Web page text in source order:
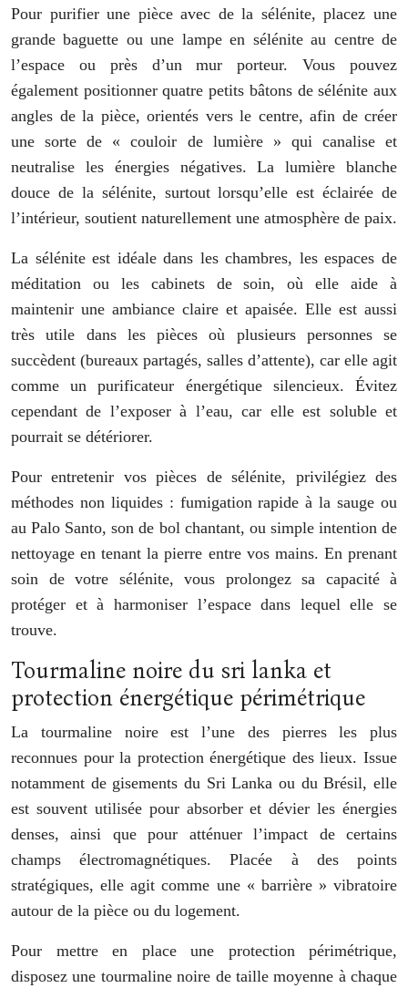
Pour purifier une pièce avec de la sélénite, placez une
grande baguette ou une lampe en sélénite au centre de
l’espace ou près d’un mur porteur. Vous pouvez
également positionner quatre petits bâtons de sélénite aux
angles de la pièce, orientés vers le centre, afin de créer
une sorte de « couloir de lumière » qui canalise et
neutralise les énergies négatives. La lumière blanche
douce de la sélénite, surtout lorsqu’elle est éclairée de
l’intérieur, soutient naturellement une atmosphère de paix.
La sélénite est idéale dans les chambres, les espaces de
méditation ou les cabinets de soin, où elle aide à
maintenir une ambiance claire et apaisée. Elle est aussi
très utile dans les pièces où plusieurs personnes se
succèdent (bureaux partagés, salles d’attente), car elle agit
comme un purificateur énergétique silencieux. Évitez
cependant de l’exposer à l’eau, car elle est soluble et
pourrait se détériorer.
Pour entretenir vos pièces de sélénite, privilégiez des
méthodes non liquides : fumigation rapide à la sauge ou
au Palo Santo, son de bol chantant, ou simple intention de
nettoyage en tenant la pierre entre vos mains. En prenant
soin de votre sélénite, vous prolongez sa capacité à
protéger et à harmoniser l’espace dans lequel elle se
trouve.
Tourmaline noire du sri lanka et
protection énergétique périmétrique
La tourmaline noire est l’une des pierres les plus
reconnues pour la protection énergétique des lieux. Issue
notamment de gisements du Sri Lanka ou du Brésil, elle
est souvent utilisée pour absorber et dévier les énergies
denses, ainsi que pour atténuer l’impact de certains
champs électromagnétiques. Placée à des points
stratégiques, elle agit comme une « barrière » vibratoire
autour de la pièce ou du logement.
Pour mettre en place une protection périmétrique,
disposez une tourmaline noire de taille moyenne à chaque